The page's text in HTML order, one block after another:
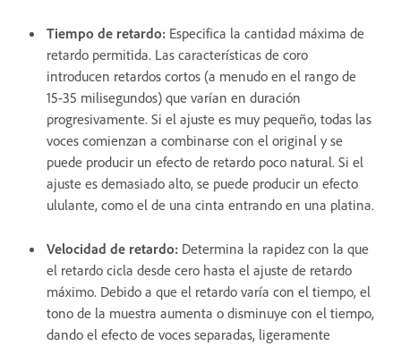
Tiempo de retardo: Especifica la cantidad máxima de
retardo permitida. Las características de coro
introducen retardos cortos (a menudo en el rango de
15-35 milisegundos) que varían en duración
progresivamente. Si el ajuste es muy pequeño, todas las
voces comienzan a combinarse con el original y se
puede producir un efecto de retardo poco natural. Si el
ajuste es demasiado alto, se puede producir un efecto
ululante, como el de una cinta entrando en una platina.
Velocidad de retardo: Determina la rapidez con la que
el retardo cicla desde cero hasta el ajuste de retardo
máximo. Debido a que el retardo varía con el tiempo, el
tono de la muestra aumenta o disminuye con el tiempo,
dando el efecto de voces separadas, ligeramente